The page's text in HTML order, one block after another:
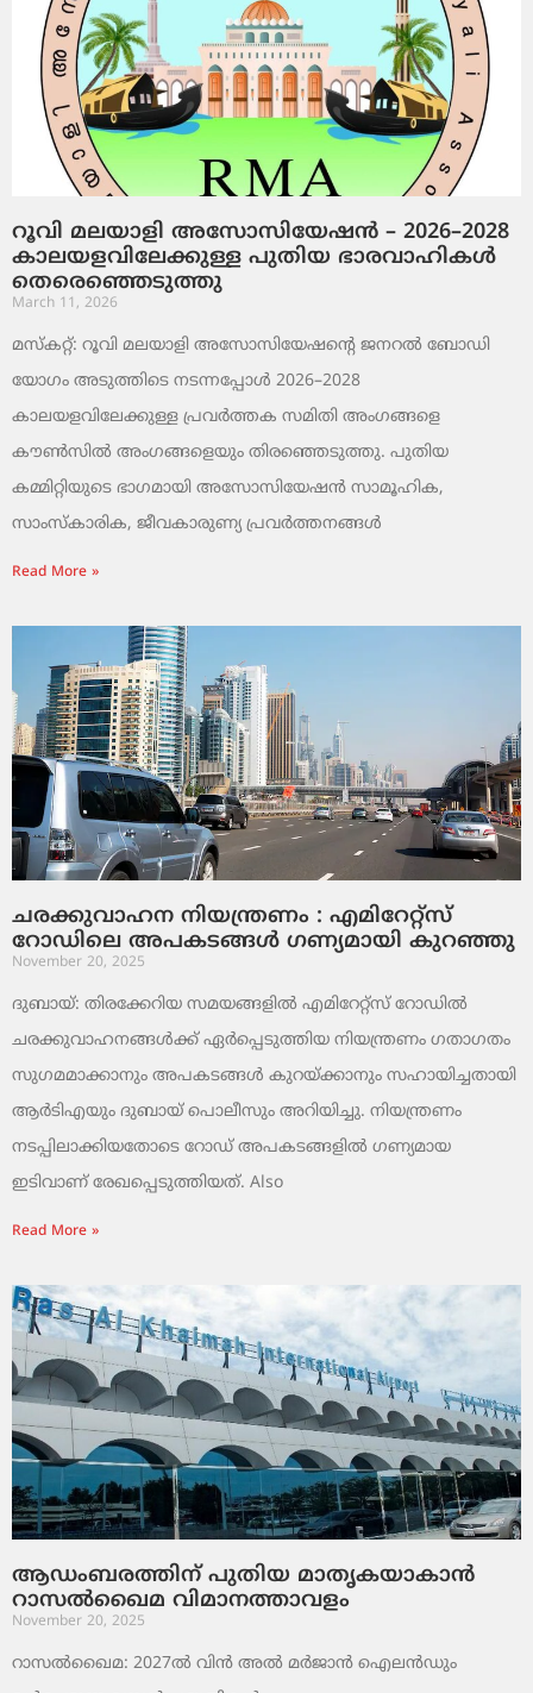
റൂവി മലയാളി അസോസിയേഷൻ – 2026–2028
കാലയളവിലേക്കുള്ള പുതിയ ഭാരവാഹികൾ
തെരെഞ്ഞെടുത്തു
March 11, 2026
മസ്കറ്റ്: റൂവി മലയാളി അസോസിയേഷന്റെ ജനറൽ ബോഡി
യോഗം അടുത്തിടെ നടന്നപ്പോൾ 2026–2028
കാലയളവിലേക്കുള്ള പ്രവർത്തക സമിതി അംഗങ്ങളെ
കൗൺസിൽ അംഗങ്ങളെയും തിരഞ്ഞെടുത്തു. പുതിയ
കമ്മിറ്റിയുടെ ഭാഗമായി അസോസിയേഷൻ സാമൂഹിക,
സാംസ്‌കാരിക, ജീവകാരുണ്യ പ്രവർത്തനങ്ങൾ
Read More »
ചരക്കുവാഹന നിയന്ത്രണം : എമിറേറ്റ്സ്
റോഡിലെ അപകടങ്ങൾ ഗണ്യമായി കുറഞ്ഞു
November 20, 2025
ദുബായ്: തിരക്കേറിയ സമയങ്ങളിൽ എമിറേറ്റ്സ് റോഡിൽ
ചരക്കുവാഹനങ്ങൾക്ക് ഏർപ്പെടുത്തിയ നിയന്ത്രണം ഗതാഗതം
സുഗമമാക്കാനും അപകടങ്ങൾ കുറയ്ക്കാനും സഹായിച്ചതായി
ആർടിഎയും ദുബായ് പൊലീസും അറിയിച്ചു. നിയന്ത്രണം
നടപ്പിലാക്കിയതോടെ റോഡ് അപകടങ്ങളിൽ ഗണ്യമായ
ഇടിവാണ് രേഖപ്പെടുത്തിയത്. Also
Read More »
ആഡംബരത്തിന് പുതിയ മാതൃകയാകാൻ
റാസൽഖൈമ വിമാനത്താവളം
November 20, 2025
റാസൽഖൈമ: 2027ൽ വിൻ അൽ മർജാൻ ഐലൻഡും